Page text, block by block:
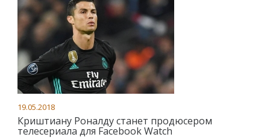
19.05.2018
Криштиану Роналду станет продюсером
телесериала для Facebook Watch